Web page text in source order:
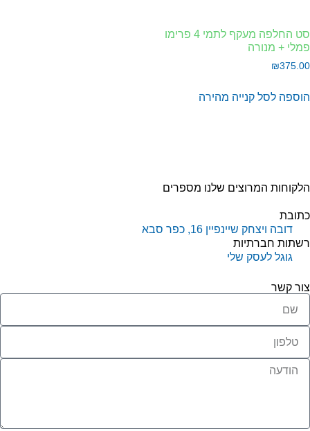
סט החלפה מעקף לתמי 4 פרימו
+ מנורה
₪
לסל קנייה מהירה
המרוצים שלנו מספרים
דובה ויצחק שיינפיין 16, כפר סבא
חברתיות
גוגל לעסק שלי
קשר